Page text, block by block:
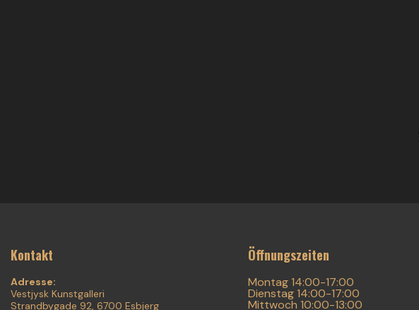
Kontakt
Adresse:
Vestjysk Kunstgalleri
Strandbygade 92, 6700 Esbjerg
Öffnungszeiten
Montag 14:00-17:00
Dienstag 14:00-17:00
Mittwoch 10:00-13:00